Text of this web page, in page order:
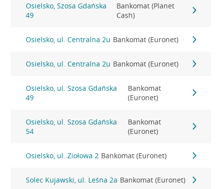
Osielsko, Szosa Gdańska
49
Bankomat (Planet
Cash)
Osielsko, ul. Centralna 2u Bankomat (Euronet)
Osielsko, ul. Centralna 2u Bankomat (Euronet)
Osielsko, ul. Szosa Gdańska
49
Bankomat
(Euronet)
Osielsko, ul. Szosa Gdańska
54
Bankomat
(Euronet)
Osielsko, ul. Ziołowa 2 Bankomat (Euronet)
Solec Kujawski, ul. Leśna 2a Bankomat (Euronet)